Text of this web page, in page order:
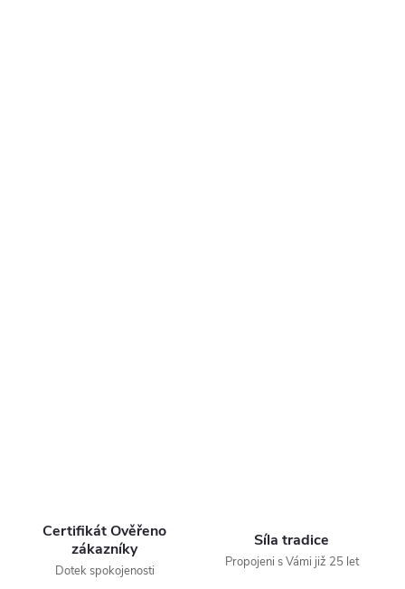
Certifikát Ověřeno
zákazníky
Dotek spokojenosti
Síla tradice
Propojeni s Vámi již 25 let